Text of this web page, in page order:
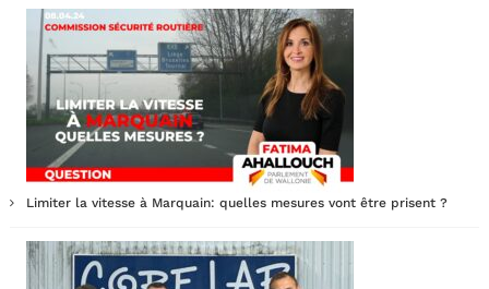
Limiter la vitesse à Marquain: quelles mesures vont être prisent ?